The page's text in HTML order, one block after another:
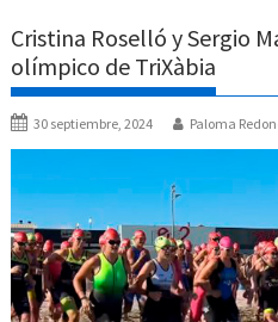
Cristina Roselló y Sergio
olímpico de TriXàbia
30 septiembre, 2024 Paloma